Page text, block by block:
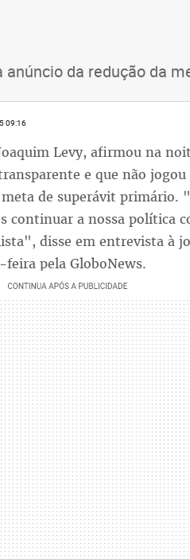
da redução da
09:16
Levy, afirmou na
e que não
de superávit primário.
continuar a nossa política
disse em entrevista à
pela GloboNews.